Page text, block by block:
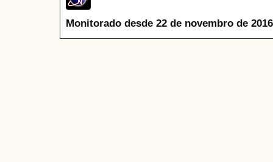
Monitorado desde 22 de novembro de